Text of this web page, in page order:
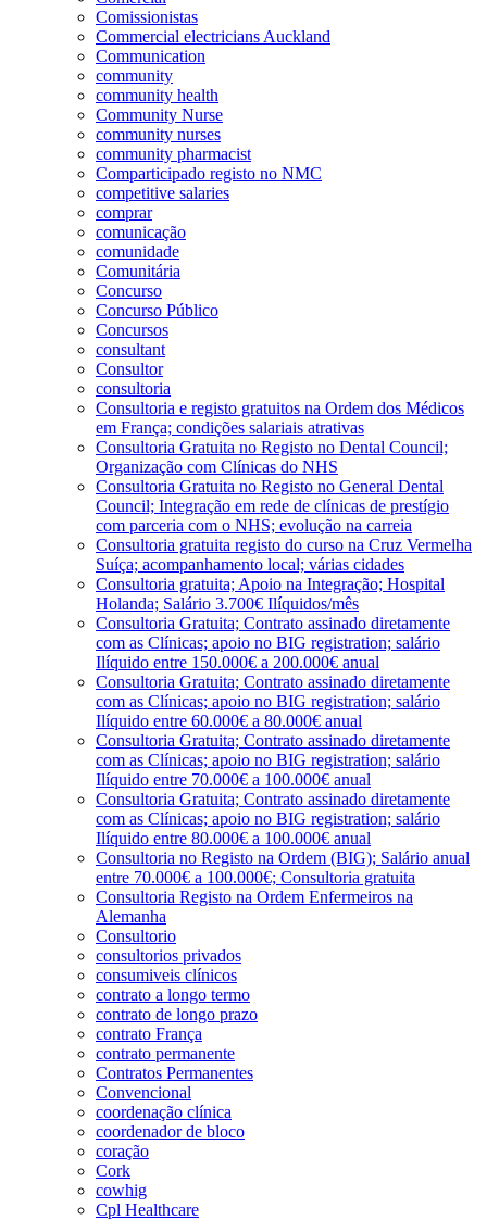
Comissionistas
Commercial electricians Auckland
Communication
community
community health
Community Nurse
community nurses
community pharmacist
Comparticipado registo no NMC
competitive salaries
comprar
comunicação
comunidade
Comunitária
Concurso
Concurso Público
Concursos
consultant
Consultor
consultoria
Consultoria e registo gratuitos na Ordem dos Médicos
em França; condições salariais atrativas
Consultoria Gratuita no Registo no Dental Council;
Organização com Clínicas do NHS
Consultoria Gratuita no Registo no General Dental
Council; Integração em rede de clínicas de prestígio
com parceria com o NHS; evolução na carreia
Consultoria gratuita registo do curso na Cruz Vermelha
Suíça; acompanhamento local; várias cidades
Consultoria gratuita; Apoio na Integração; Hospital
Holanda; Salário 3.700€ Ilíquidos/mês
Consultoria Gratuita; Contrato assinado diretamente
com as Clínicas; apoio no BIG registration; salário
Ilíquido entre 150.000€ a 200.000€ anual
Consultoria Gratuita; Contrato assinado diretamente
com as Clínicas; apoio no BIG registration; salário
Ilíquido entre 60.000€ a 80.000€ anual
Consultoria Gratuita; Contrato assinado diretamente
com as Clínicas; apoio no BIG registration; salário
Ilíquido entre 70.000€ a 100.000€ anual
Consultoria Gratuita; Contrato assinado diretamente
com as Clínicas; apoio no BIG registration; salário
Ilíquido entre 80.000€ a 100.000€ anual
Consultoria no Registo na Ordem (BIG); Salário anual
entre 70.000€ a 100.000€; Consultoria gratuita
Consultoria Registo na Ordem Enfermeiros na
Alemanha
Consultorio
consultorios privados
consumiveis clínicos
contrato a longo termo
contrato de longo prazo
contrato França
contrato permanente
Contratos Permanentes
Convencional
coordenação clínica
coordenador de bloco
coração
Cork
cowhig
Cpl Healthcare